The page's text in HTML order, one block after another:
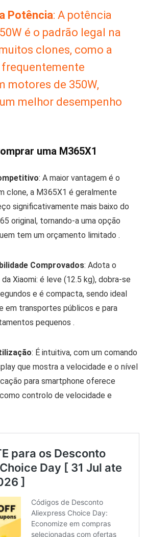
Potência: A potência
é o padrão legal na
clones, como a
frequentemente
motores de 350W,
melhor desempenho
uma M365X1
: A maior vantagem é o
clone, a M365X1 é geralmente
significativamente mais baixo do
original, tornando-a uma opção
tem um orçamento limitado .
Comprovados: Adota o
Xiaomi: é leve (12.5 kg), dobra-se
e é compacta, sendo ideal
em transportes públicos e para
pequenos .
: É intuitiva, com um comando
que mostra a velocidade e o nível
para smartphone oferece
controlo de velocidade e